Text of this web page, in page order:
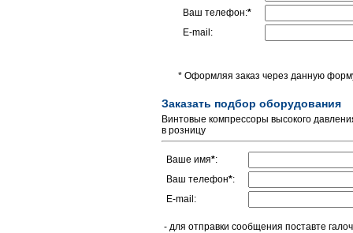
Ваш телефон:*
E-mail:
* Оформляя заказ через данную
Заказать подбор оборудования
Винтовые компрессоры высокого
в розницу
Ваше имя*:
Ваш телефон*:
E-mail:
- для отправки сообщения поставте